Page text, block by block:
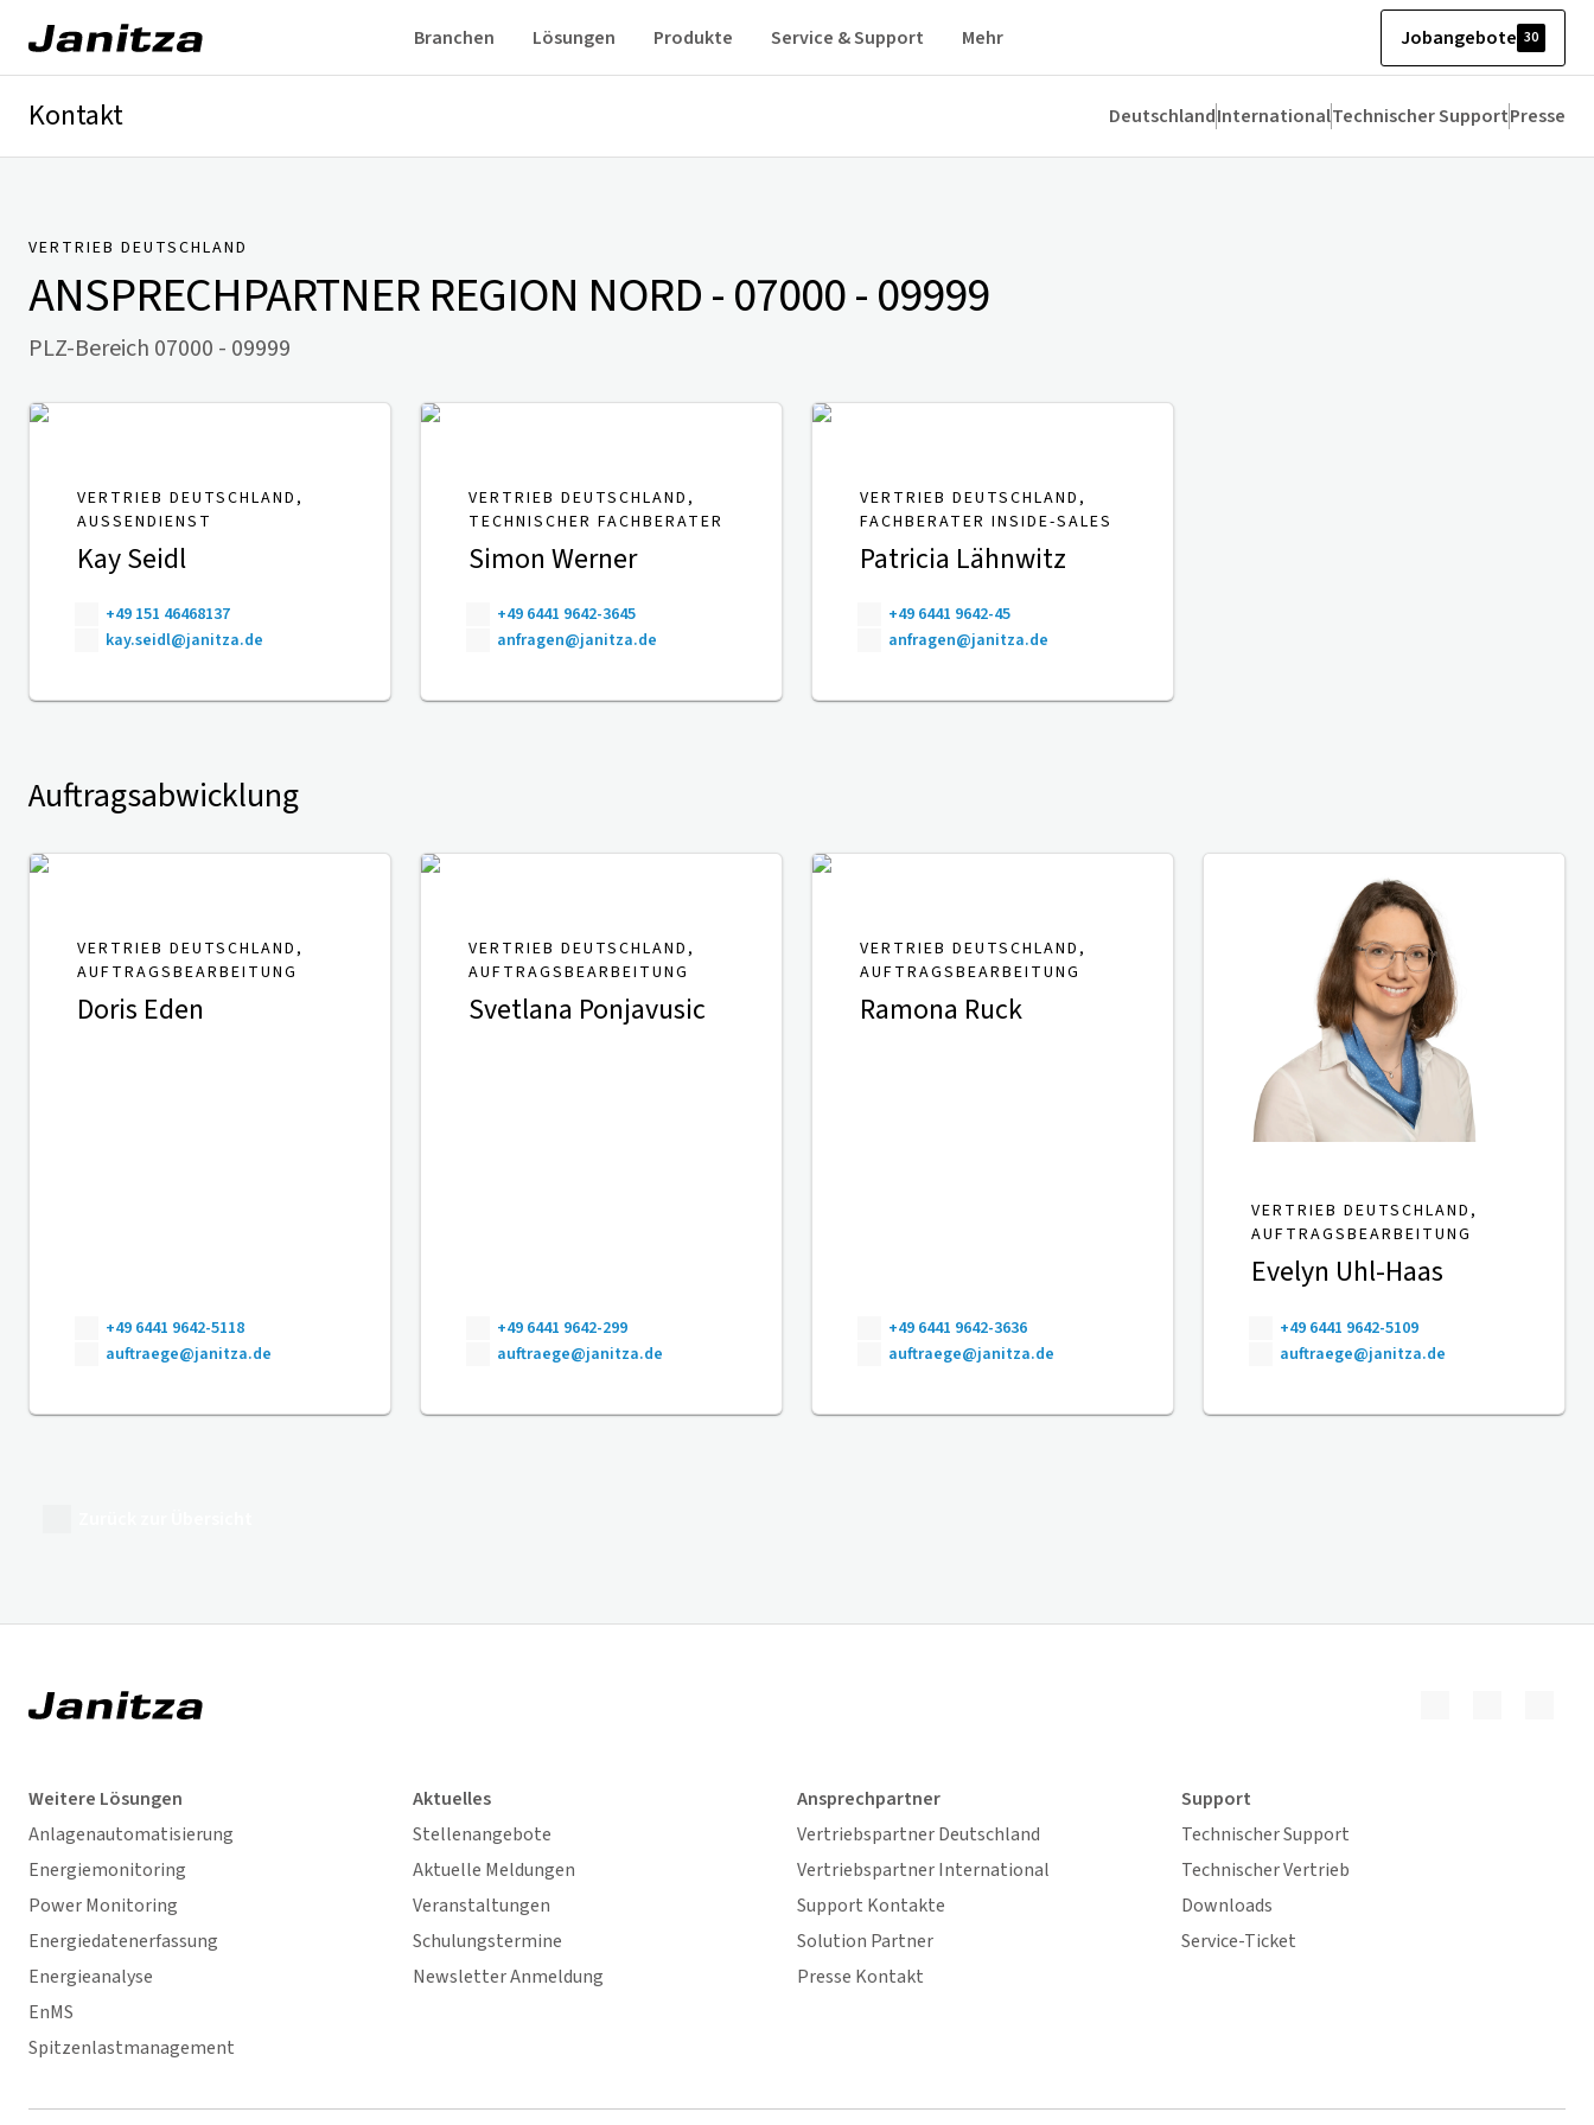
Branchen Lösungen Produkte Service & Support Mehr Jobangebote 30
Kontakt DeutschlandInternationalTechnischer SupportPresse
VERTRIEB DEUTSCHLAND
ANSPRECHPARTNERREGION NORD - 07000 - 09999
PLZ-Bereich 07000 - 09999
VERTRIEB DEUTSCHLAND,
AUSSENDIENST
Kay Seidl
+49 151 46468137
kay.seidl@janitza.de
VERTRIEB DEUTSCHLAND,
TECHNISCHER FACHBERATER
Simon Werner
+49 6441 9642-3645
anfragen@janitza.de
VERTRIEB DEUTSCHLAND,
FACHBERATER INSIDE-SALES
Patricia Lähnwitz
+49 6441 9642-45
anfragen@janitza.de
Auftragsabwicklung
VERTRIEB DEUTSCHLAND,
AUFTRAGSBEARBEITUNG
Doris Eden
+49 6441 9642-5118
auftraege@janitza.de
VERTRIEB DEUTSCHLAND,
AUFTRAGSBEARBEITUNG
Svetlana Ponjavusic
+49 6441 9642-299
auftraege@janitza.de
VERTRIEB DEUTSCHLAND,
AUFTRAGSBEARBEITUNG
Ramona Ruck
+49 6441 9642-3636
auftraege@janitza.de
VERTRIEB DEUTSCHLAND,
AUFTRAGSBEARBEITUNG
Evelyn Uhl-Haas
+49 6441 9642-5109
auftraege@janitza.de
Weitere Lösungen
Anlagenautomatisierung
Energiemonitoring
Power Monitoring
Energiedatenerfassung
Energieanalyse
EnMS
Spitzenlastmanagement
Aktuelles
Stellenangebote
Aktuelle Meldungen
Veranstaltungen
Schulungstermine
Newsletter Anmeldung
Ansprechpartner
Vertriebspartner Deutschland
Vertriebspartner International
Support Kontakte
Solution Partner
Presse Kontakt
Support
Technischer Support
Technischer Vertrieb
Downloads
Service-Ticket